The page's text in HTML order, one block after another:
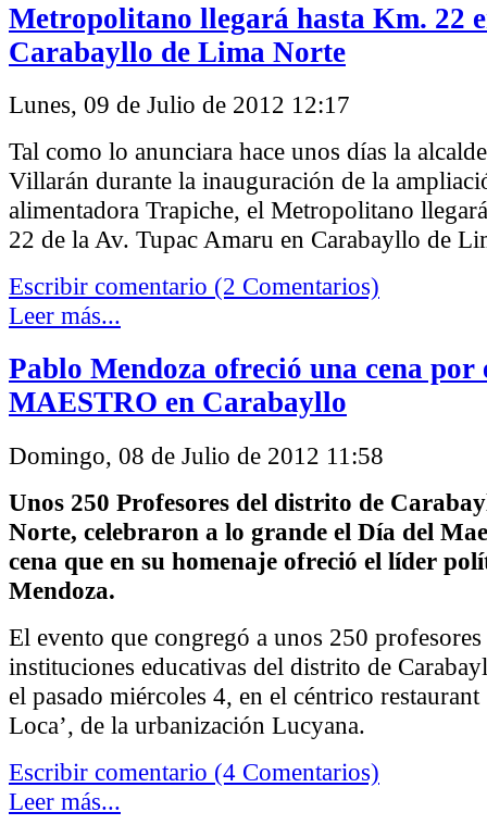
Metropolitano llegará hasta Km. 22
Carabayllo de Lima Norte
Lunes, 09 de Julio de 2012 12:17
Tal como lo anunciara hace unos días la
Villarán durante la inauguración de la
alimentadora Trapiche, el Metropolitano
22 de la Av. Tupac Amaru en Carabayllo de
Escribir comentario (2 Comentarios)
Leer más...
Pablo Mendoza ofreció una cena
MAESTRO en Carabayllo
Domingo, 08 de Julio de 2012 11:58
Unos 250 Profesores del distrito de
Norte, celebraron a lo grande el Día del
cena que en su homenaje ofreció el líder
Mendoza.
El evento que congregó a unos 250 profesores
instituciones educativas del distrito de
el pasado miércoles 4, en el céntrico restaurant
Loca’, de la urbanización Lucyana.
Escribir comentario (4 Comentarios)
Leer más...